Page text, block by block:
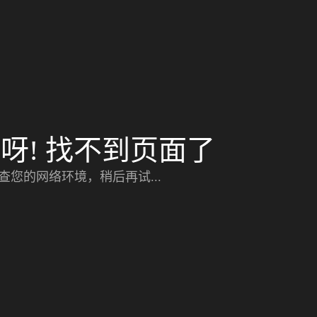
! 找不到页面了
您的网络环境，稍后再试...